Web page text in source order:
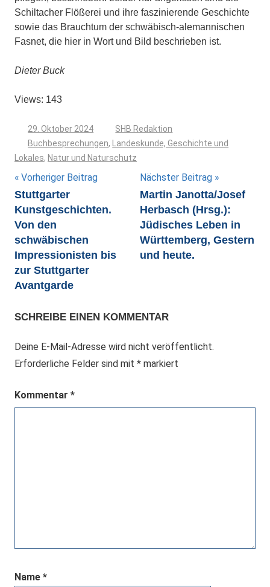
Schiltacher Flößerei und ihre faszinierende Geschichte
sowie das Brauchtum der schwäbisch-alemannischen
Fasnet, die hier in Wort und Bild beschrieben ist.
Dieter Buck
Views: 143
29. Oktober 2024
SHB Redaktion
Buchbesprechungen,
Landeskunde, Geschichte und
Lokales, Natur und Naturschutz
Beitragsnavigation
Vorheriger Beitrag
Stuttgarter
Kunstgeschichten.
Von den
schwäbischen
Impressionisten bis
zur Stuttgarter
Avantgarde
Nächster Beitrag
Martin Janotta/Josef
Herbasch (Hrsg.):
Jüdisches Leben in
Württemberg, Gestern
und heute.
SCHREIBE EINEN KOMMENTAR
Deine E-Mail-Adresse wird nicht veröffentlicht.
Erforderliche Felder sind mit * markiert
Kommentar *
Name *